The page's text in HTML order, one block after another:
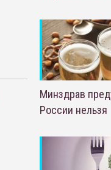
Минздрав
России нельзя